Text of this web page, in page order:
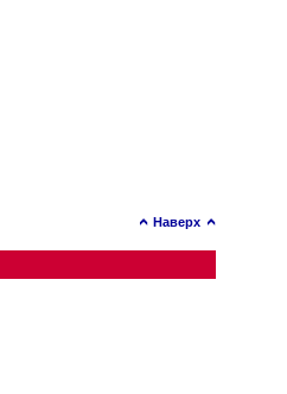
Наверх